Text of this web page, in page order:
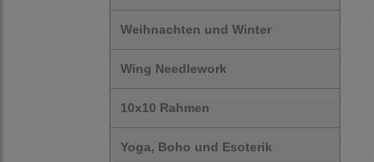
Weihnachten und Winter
Wing Needlework
10x10 Rahmen
Yoga, Boho und Esoterik